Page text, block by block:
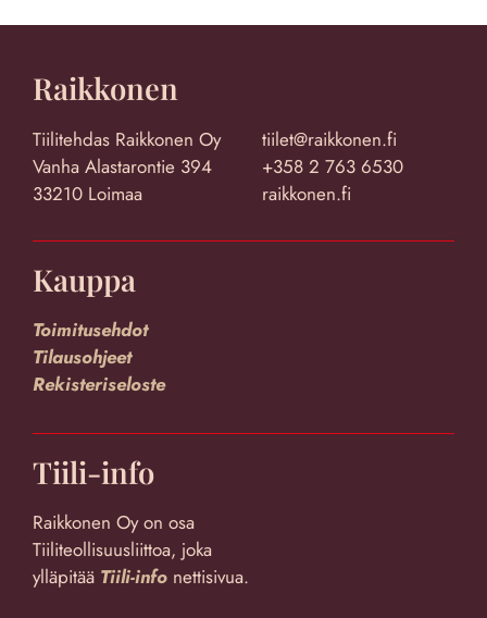
Raikkonen
Tiilitehdas Raikkonen Oy
Vanha Alastarontie 394
33210 Loimaa
tiilet@raikkonen.fi
+358 2 763 6530
raikkonen.fi
Kauppa
Toimitusehdot
Tilausohjeet
Rekisteriseloste
Tiili-info
Raikkonen Oy on osa
Tiiliteollisuusliittoa, joka
ylläpitää Tiili-info nettisivua.